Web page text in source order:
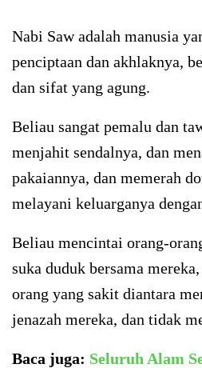
Nabi Saw adalah manusia
penciptaan dan akhlaknya,
dan sifat yang agung.
Beliau sangat pemalu dan
menjahit sendalnya, dan
pakaiannya, dan memerah
melayani keluarganya
Beliau mencintai orang-
suka duduk bersama
orang yang sakit diantara
jenazah mereka, dan tidak
Baca juga: Seluruh Alam